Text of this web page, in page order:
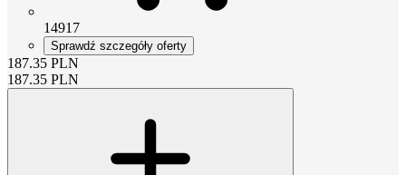
14917
Sprawdź szczegóły oferty
187.35 PLN
187.35 PLN